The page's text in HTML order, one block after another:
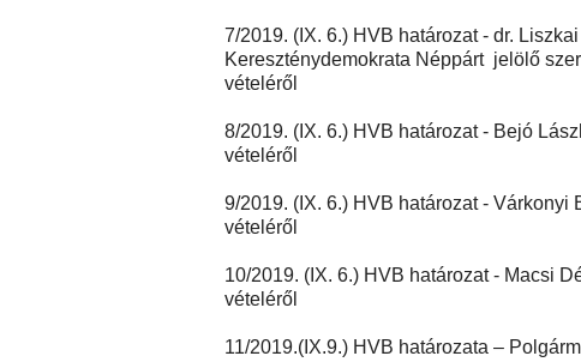
7/2019. (IX. 6.) HVB határozat - dr.
Kereszténydemokrata Néppárt jelölő
vételéről
8/2019. (IX. 6.) HVB határozat - Bejó
vételéről
9/2019. (IX. 6.) HVB határozat -
vételéről
10/2019. (IX. 6.) HVB határozat - Macsi
vételéről
11/2019.(IX.9.) HVB határozata –